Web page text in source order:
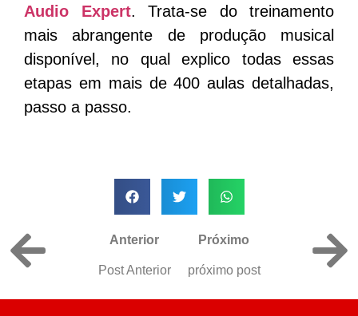
Audio Expert. Trata-se do treinamento
mais abrangente de produção musical
disponível, no qual explico todas essas
etapas em mais de 400 aulas detalhadas,
passo a passo.
Anterior
Post Anterior
Próximo
próximo post